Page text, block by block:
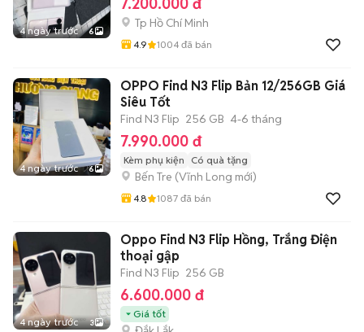
4 ngày trước 6
Tp Hồ Chí Minh
4.9 1004 đã bán
4 ngày trước 6
OPPO Find N3 Flip Bản 12/256GB Giá
Siêu Tốt
Find N3 Flip 256 GB 4-6 tháng
7.990.000 đ
Kèm phụ kiện Có quà tặng
Bến Tre (Vĩnh Long mới)
4.8 1087 đã bán
4 ngày trước 3
Oppo Find N3 Flip Hồng, Trắng Điện
thoại gập
Find N3 Flip 256 GB
6.600.000 đ
Giá tốt